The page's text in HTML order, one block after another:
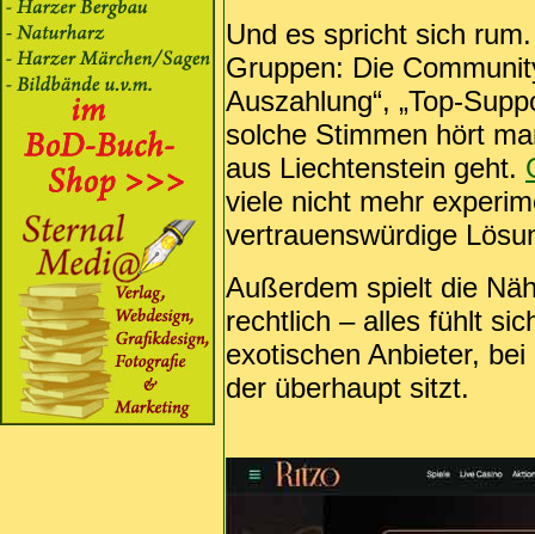
Und es spricht sich
Gruppen: Die
Auszahlung“, „Top-
solche Stimmen hört
aus Liechtenstein geht.
viele nicht mehr
vertrauenswürdige
Außerdem spielt die
rechtlich – alles fühlt
exotischen Anbieter,
der überhaupt sitzt.